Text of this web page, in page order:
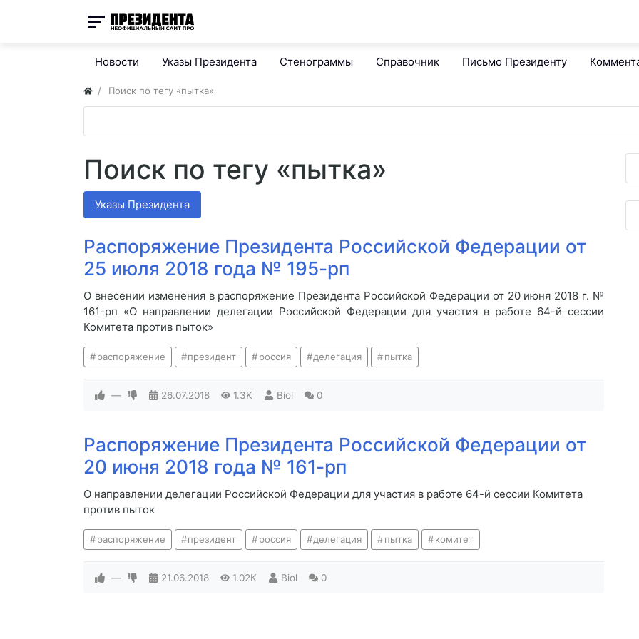
Новости Указы Президента Стенограммы Справочник Письмо Президенту
Поиск по тегу «пытка»
Поиск по тегу «пытка»
Указы Президента
Распоряжение Президента Российской Федерации от
25 июля 2018 года № 195-рп
О внесении изменения в распоряжение Президента Российской Федерации от 20 июня 2018 г. №
161-рп «О направлении делегации Российской Федерации для участия в работе 64-й сессии
Комитета против пыток»
распоряжение президент россия делегация пытка
— 26.07.2018 1.3K Biol 0
Распоряжение Президента Российской Федерации от
20 июня 2018 года № 161-рп
О направлении делегации Российской Федерации для участия в работе 64-й сессии Комитета
против пыток
распоряжение президент россия делегация пытка комитет
— 21.06.2018 1.02K Biol 0